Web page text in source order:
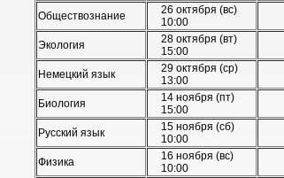
Обществознание
26 октября (вс)
10:00
Экология
28 октября (вт)
15:00
Немецкий язык
29 октября (ср)
13:00
Биология
14 ноября (пт)
15:00
Русский язык
15 ноября (сб)
10:00
Физика
16 ноября (вс)
10:00